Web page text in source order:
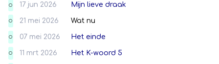
O 17 jun 2026 Mijn lieve draak
O 21 mei 2026 Wat nu
O 07 mei 2026 Het einde
O 11 mrt 2026 Het K-woord 5